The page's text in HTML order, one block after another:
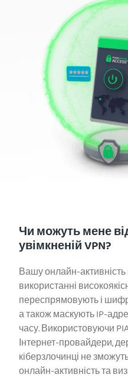
Чи можуть мене
увімкненій VPN?
Вашу онлайн-
використанні
переспрямовують і
а також маскують IP-
часу. Використовуючи
Інтернет-провайдери,
кіберзлочинці не
онлайн-активність та